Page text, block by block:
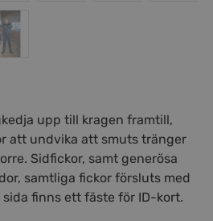
upp till kragen framtill,
att undvika att smuts tränger
Sidfickor, samt generösa
samtliga fickor försluts med
finns ett fäste för ID-kort.